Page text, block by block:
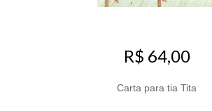
R$ 64,00
Carta para tia Tita